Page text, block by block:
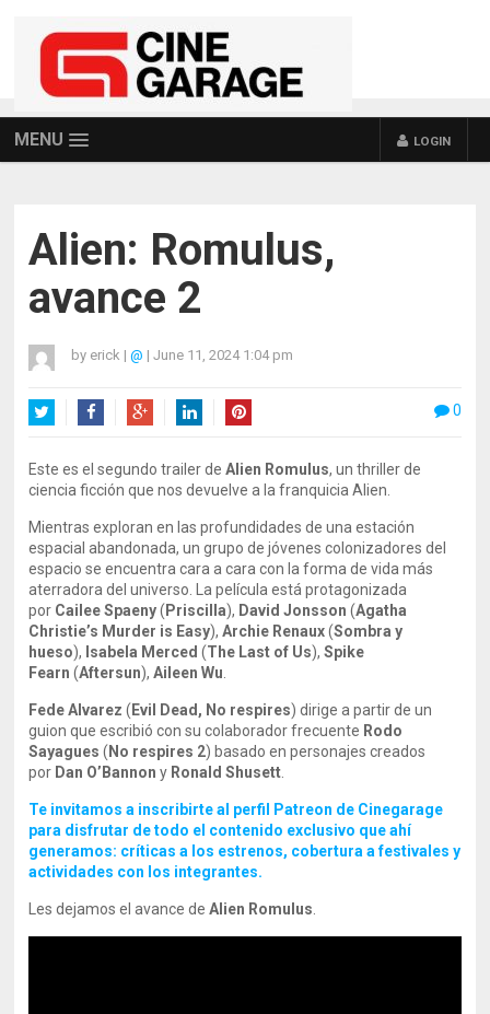
MENU LOGIN
Alien: Romulus,
avance 2
by erick | @ | June 11, 2024 1:04 pm
0
Este es el segundo trailer deAlien Romulus, un thriller de
ciencia ficción que nos devuelve a la franquicia Alien.
Mientras exploran en las profundidades de una estación
espacial abandonada, un grupo de jóvenes colonizadores del
espacio se encuentra cara a cara con la forma de vida más
aterradora del universo. La película está protagonizada
por Cailee Spaeny( Priscilla), David Jonsson (Agatha
Christie’s Murder is Easy),Archie Renaux(Sombra y
hueso), Isabela Merced (The Last of Us),Spike
Fearn (Aftersun),Aileen Wu
Fede Alvarez ( Evil Dead, No respires) dirige a partir de un
guion que escribió con su colaborador frecuente Rodo
Sayagues ( No respires 2) basado en personajes creados
por Dan O’Bannon y Ronald Shusett
Te invitamos a inscribirte al perfil Patreon de Cinegarage
para disfrutar de todo el contenido exclusivo que ahí
generamos: críticas a los estrenos, cobertura a festivales y
actividades con los integrantes.
Les dejamos el avance deAlien Romulus